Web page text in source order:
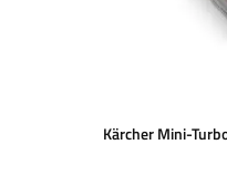
Kärcher Mini-